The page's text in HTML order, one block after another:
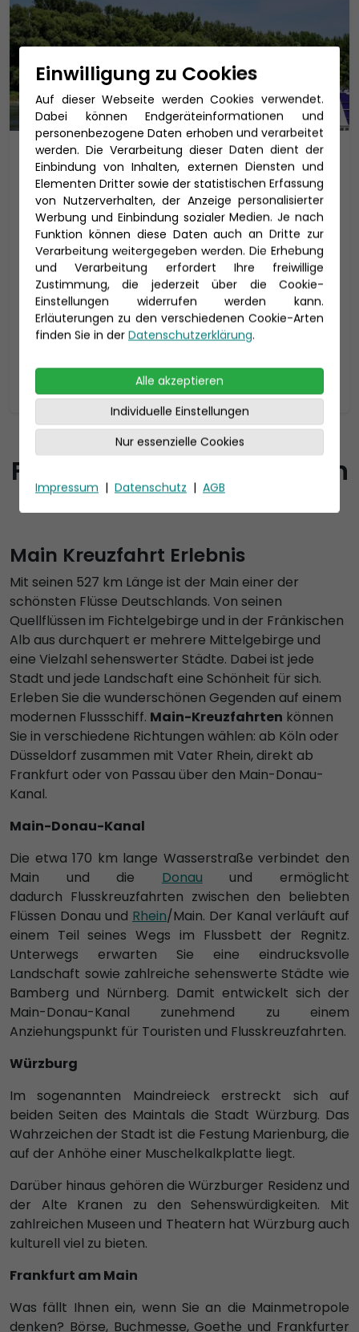
Flussreise Weihnachten auf dem
Rhein 2027
Weihnachtskreuzfahrt ab Frankfurt auf dem
Main
MS Lady Cristina
Reisedauer: 8 Tage
21.12. - 28.12.2027
p.P. ab
1.318 €
Städte am Main per
Flusskreuzfahrt besuchen
Main Kreuzfahrt Erlebnis
Mit seinen 527 km Länge ist der Main einer der
schönsten Flüsse Deutschlands. Von seinen
Quellflüssen im Fichtelgebirge und in der Fränkischen
Alb aus durchquert er mehrere Mittelgebirge und
eine Vielzahl sehenswerter Städte. Dabei ist jede
Stadt und jede Landschaft eine Schönheit für sich.
Erleben Sie die wunderschönen Gegenden auf einem
modernen Flussschiff. Main-Kreuzfahrten können
Sie in verschiedene Richtungen wählen: ab Köln oder
Düsseldorf zusammen mit Vater Rhein, direkt ab
Frankfurt oder von Passau über den Main-Donau-
Kanal.
Main-Donau-Kanal
Die etwa 170 km lange Wasserstraße verbindet den
Main und die Donau und ermöglicht
dadurch Flusskreuzfahrten zwischen den beliebten
Flüssen Donau und Rhein/Main. Der Kanal verläuft auf
einem Teil seines Wegs im Flussbett der Regnitz.
Unterwegs erwarten Sie eine eindrucksvolle
Landschaft sowie zahlreiche sehenswerte Städte wie
Bamberg und Nürnberg. Damit entwickelt sich der
Main-Donau-Kanal zunehmend zu einem
Anziehungspunkt für Touristen und Flusskreuzfahrten.
Würzburg
Im sogenannten Maindreieck erstreckt sich auf
beiden Seiten des Maintals die Stadt Würzburg. Das
Wahrzeichen der Stadt ist die Festung Marienburg, die
auf der Anhöhe einer Muschelkalkplatte liegt.
Darüber hinaus gehören die Würzburger Residenz und
der Alte Kranen zu den Sehenswürdigkeiten. Mit
zahlreichen Museen und Theatern hat Würzburg auch
kulturell viel zu bieten.
Frankfurt am Main
Was fällt Ihnen ein, wenn Sie an die Mainmetropole
denken? Börse, Buchmesse, Goethe und Frankfurter
Einwilligung zu Cookies
Auf dieser Webseite werden Cookies verwendet.
Dabei können Endgeräteinformationen und
personenbezogene Daten erhoben und verarbeitet
werden. Die Verarbeitung dieser Daten dient der
Einbindung von Inhalten, externen Diensten und
Elementen Dritter sowie der statistischen Erfassung
von Nutzerverhalten, der Anzeige personalisierter
Werbung und Einbindung sozialer Medien. Je nach
Funktion können diese Daten auch an Dritte zur
Verarbeitung weitergegeben werden. Die Erhebung
und Verarbeitung erfordert Ihre freiwillige
Zustimmung, die jederzeit über die Cookie-
Einstellungen widerrufen werden kann.
Erläuterungen zu den verschiedenen Cookie-Arten
finden Sie in der Datenschutzerklärung.
Alle akzeptieren
Individuelle Einstellungen
Nur essenzielle Cookies
Impressum | Datenschutz | AGB